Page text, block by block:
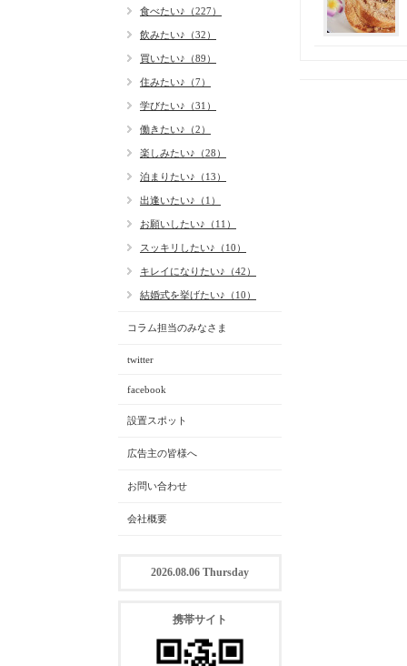
食べたい♪（227）
飲みたい♪（32）
買いたい♪（89）
住みたい♪（7）
学びたい♪（31）
働きたい♪（2）
楽しみたい♪（28）
泊まりたい♪（13）
出逢いたい♪（1）
お願いしたい♪（11）
スッキリしたい♪（10）
キレイになりたい♪（42）
結婚式を挙げたい♪（10）
コラム担当のみなさま
twitter
facebook
設置スポット
広告主の皆様へ
お問い合わせ
会社概要
2026.08.06 Thursday
携帯サイト